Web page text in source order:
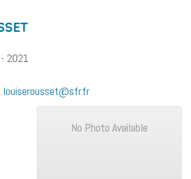
2021
louiserousset@sfr.fr
No Photo Available